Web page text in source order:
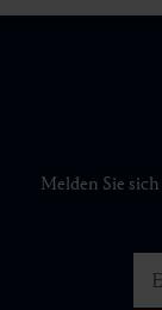
Melden Sie